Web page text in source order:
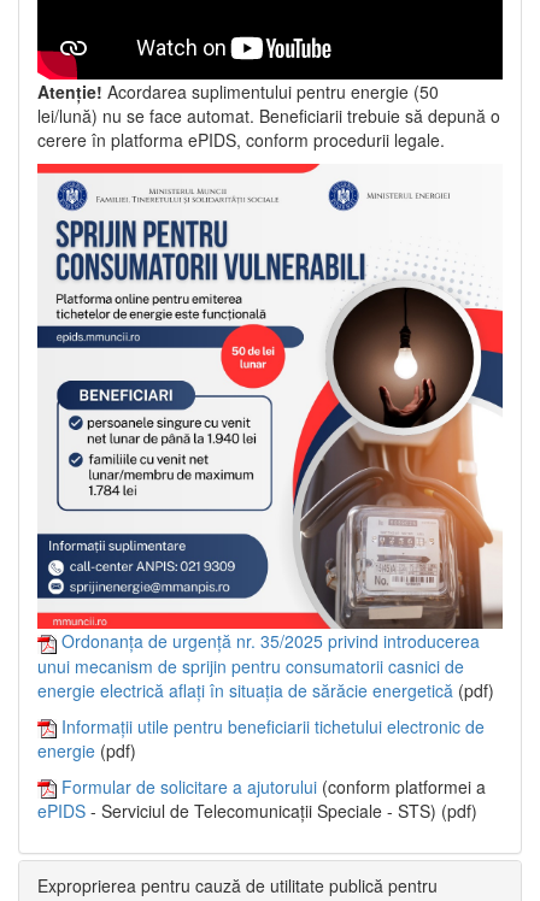
Atenție! Acordarea suplimentului pentru energie (50
lei/lună) nu se face automat. Beneficiarii trebuie să depună o
cerere în platforma ePIDS, conform procedurii legale.
Ordonanța de urgență nr. 35/2025 privind introducerea
unui mecanism de sprijin pentru consumatorii casnici de
energie electrică aflați în situația de sărăcie energetică (pdf)
Informații utile pentru beneficiarii tichetului electronic de
energie (pdf)
Formular de solicitare a ajutorului (conform platformei a
ePIDS - Serviciul de Telecomunicații Speciale - STS) (pdf)
Exproprierea pentru cauză de utilitate publică pentru